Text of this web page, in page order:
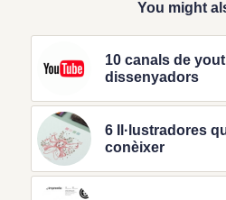
You might
10 canals de
dissenyadors
6 Il·lustradores
conèixer